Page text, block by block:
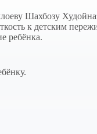
Шахбозу
к детским
ребёнка.